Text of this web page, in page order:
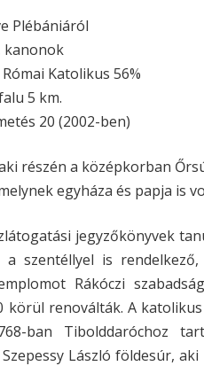
Plébániáról
kanonok
Katolikus 56%
5 km.
20 (2002-ben)
részén a középkorban
egyháza és papja is
jegyzőkönyvek
szentéllyel is
Rákóczi
körül renoválták. A
ban Tibolddaróchoz
László földesúr, aki